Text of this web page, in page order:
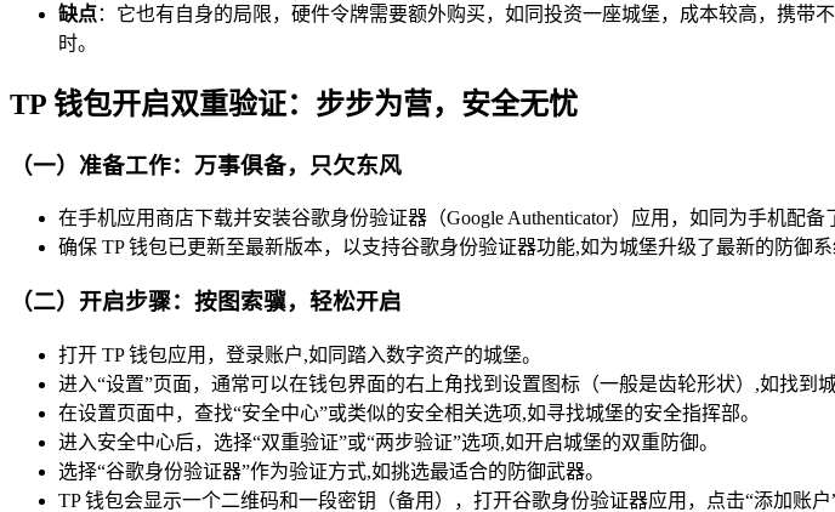
缺点：它也有自身的局限，硬件令牌需要额外购买，如同投资一座城堡，成本较高，携
时。
TP 钱包开启双重验证：步步为营，安全无忧
（一）准备工作：万事俱备，只欠东风
在手机应用商店下载并安装谷歌身份验证器（Google Authenticator）应用，如同为手机配备
确保 TP 钱包已更新至最新版本，以支持谷歌身份验证器功能,如为城堡升级了最新的防御系
（二）开启步骤：按图索骥，轻松开启
打开 TP 钱包应用，登录账户,如同踏入数字资产的城堡。
进入“设置”页面，通常可以在钱包界面的右上角找到设置图标（一般是齿轮形状）,如找到
在设置页面中，查找“安全中心”或类似的安全相关选项,如寻找城堡的安全指挥部。
进入安全中心后，选择“双重验证”或“两步验证”选项,如开启城堡的双重防御。
选择“谷歌身份验证器”作为验证方式,如挑选最适合的防御武器。
TP 钱包会显示一个二维码和一段密钥（备用），打开谷歌身份验证器应用，点击“添加账